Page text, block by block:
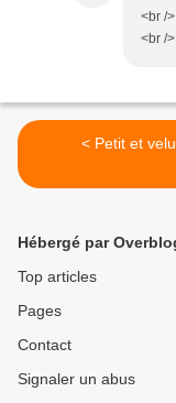
<br /
<br />
< Petit et velu
Hébergé par
Top articles
Pages
Contact
Signaler un abus